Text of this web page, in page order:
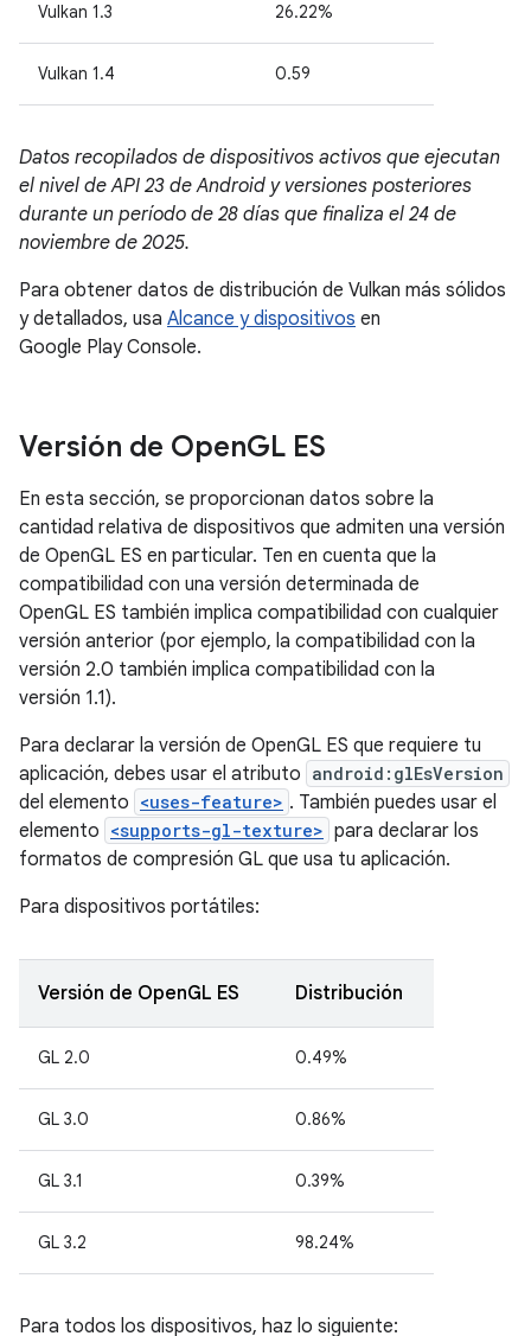
Vulkan 1.3 26.22%
Vulkan 1.4 0.59
Datos recopilados de dispositivos activos que ejecutan
el nivel de API 23 de Android y versiones posteriores
durante un período de 28 días que finaliza el 24 de
noviembre de 2025.
Para obtener datos de distribución de Vulkan más sólidos
y detallados, usa Alcance y dispositivos en
Google Play Console.
Versión de OpenGL ES
En esta sección, se proporcionan datos sobre la
cantidad relativa de dispositivos que admiten una versión
de OpenGL ES en particular. Ten en cuenta que la
compatibilidad con una versión determinada de
OpenGL ES también implica compatibilidad con cualquier
versión anterior (por ejemplo, la compatibilidad con la
versión 2.0 también implica compatibilidad con la
versión 1.1).
Para declarar la versión de OpenGL ES que requiere tu
aplicación, debes usar el atributo android:glEsVersion
del elemento <uses-feature> . También puedes usar el
elemento <supports-gl-texture> para declarar los
formatos de compresión GL que usa tu aplicación.
Para dispositivos portátiles:
Versión de OpenGL ES Distribución
GL 2.0 0.49%
GL 3.0 0.86%
GL 3.1 0.39%
GL 3.2 98.24%
Para todos los dispositivos, haz lo siguiente: